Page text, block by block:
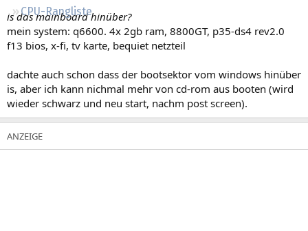
CPU-Rangliste
is das mainboard hinüber?
mein system: q6600. 4x 2gb ram, 8800GT, p35-ds4 rev2.0
f13 bios, x-fi, tv karte, bequiet netzteil
dachte auch schon dass der bootsektor vom windows hinüber
is, aber ich kann nichmal mehr von cd-rom aus booten (wird
wieder schwarz und neu start, nachm post screen).